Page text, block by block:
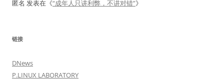
匿名 发表在《“成年人只讲利弊，不讲对错”》
链接
DNews
P.LINUX LABORATORY